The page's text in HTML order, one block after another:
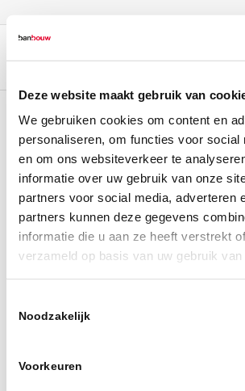
Deze website maakt gebruik van
We gebruiken cookies om content en
personaliseren, om functies voor social
en om ons websiteverkeer te
informatie over uw gebruik van onze
partners voor social media, adverteren
partners kunnen deze gegevens
informatie die u aan ze heeft verstrekt
verzameld op basis van uw gebruik
Noodzakelijk
Voorkeuren